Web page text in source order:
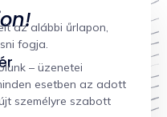
az alábbi űrlapon,
fogja.
– üzenetei
esetben az adott
személyre szabott